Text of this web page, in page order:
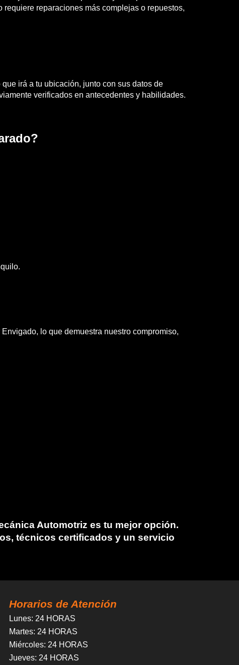
reparaciones más complejas o repuestos,
que irá a tu ubicación, junto con sus datos de
verificados en antecedentes y habilidades.
lo que demuestra nuestro compromiso,
Automotriz es tu mejor opción.
técnicos certificados y un servicio
Horarios de Atención
Lunes: 24 HORAS
Martes: 24 HORAS
Miércoles: 24 HORAS
Jueves: 24 HORAS